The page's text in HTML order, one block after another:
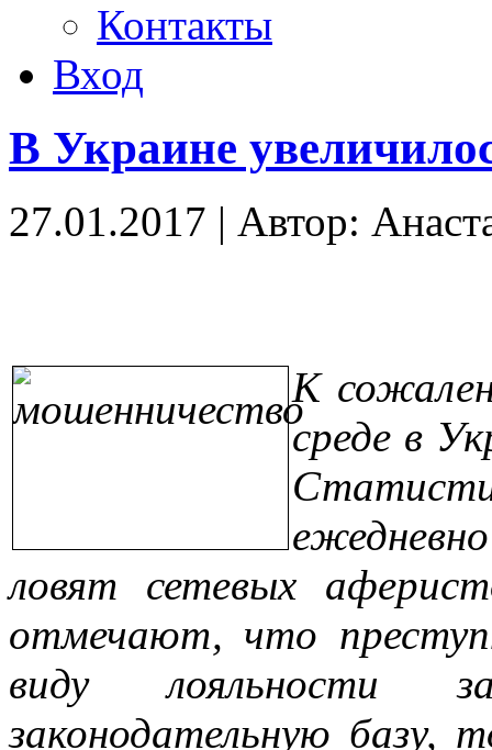
Контакты
Вход
В Украине
27.01.2017 | Автор:
К
среде в
ловят сетевых
отмечают, что
виду лояльности
законодательную базу,